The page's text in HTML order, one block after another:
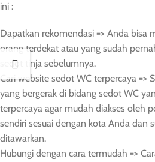
ini :
Dapatkan rekomendasi => Anda bisa
orang terdekat atau yang sudah
sedot tinja sebelumnya.
Cari website sedot WC terpercaya =>
yang bergerak di bidang sedot WC
terpercaya agar mudah diakses oleh
sendiri sesuai dengan kota Anda dan
ditawarkan.
Hubungi dengan cara termudah =>